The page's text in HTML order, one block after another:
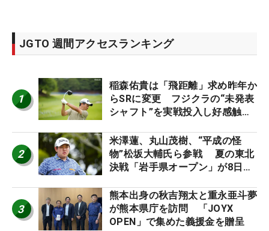
JGTO 週間アクセスランキング
1
稲森佑貴は「飛距離」求め昨年か
らSRに変更 フジクラの“未発表
シャフト”を実戦投入し好感触
ーのヒトネタ！】
2
米澤蓮、丸山茂樹、“平成の怪
物”松坂大輔氏ら参戦 夏の東北
決戦「岩手県オープン」が8日開
3
熊本出身の秋吉翔太と重永亜斗夢
が熊本県庁を訪問 「JOYX
OPEN」で集めた義援金を贈呈